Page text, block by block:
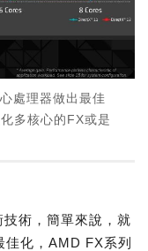
處理器做出最佳
多核心的FX或是
術，簡單來說，就
化，AMD FX系列